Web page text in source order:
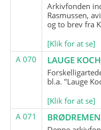
Arkivfonden
Rasmussen,
og to brev fra
[Klik for at se]
A 070
LAUGE KOCH
bl.a. "Lauge
[Klik for at se]
A 071